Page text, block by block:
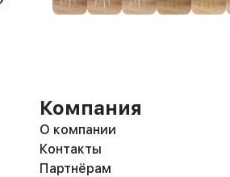
Компания
О компании
Контакты
Партнёрам